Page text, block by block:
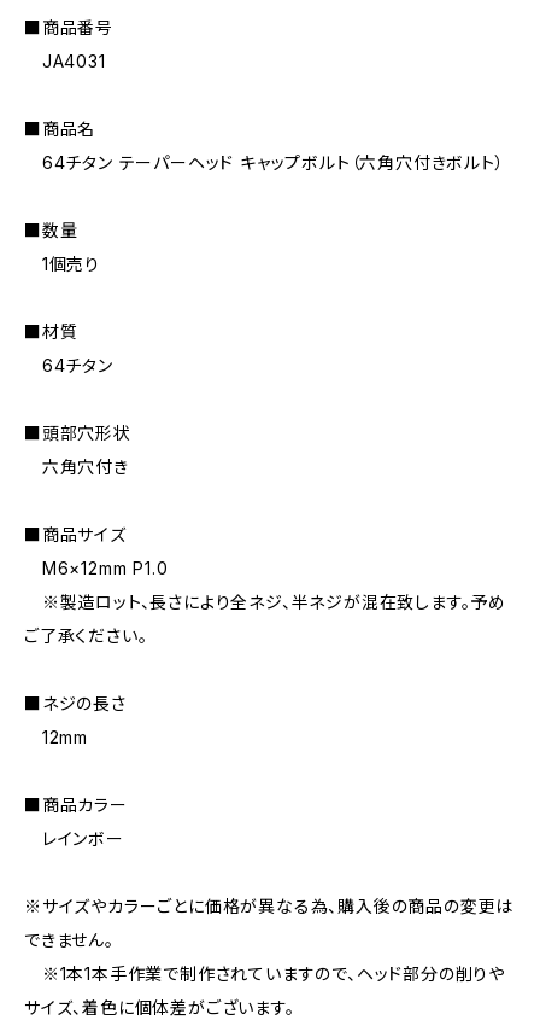
■商品番号
JA4031
■商品名
64チタン テーパーヘッド キャップボルト（六角穴付きボルト）
■数量
1個売り
■材質
64チタン
■頭部穴形状
六角穴付き
■商品サイズ
M6×12mm P1.0
※製造ロット、長さにより全ネジ、半ネジが混在致します。予め
ご了承ください。
■ネジの長さ
12mm
■商品カラー
レインボー
※サイズやカラーごとに価格が異なる為、購入後の商品の変更は
できません。
※1本1本手作業で制作されていますので、ヘッド部分の削りや
サイズ、着色に個体差がございます。